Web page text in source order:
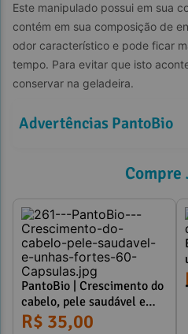
Este manipulado possui em sua
contém em sua composição de
odor característico e pode ficar
tempo. Para evitar que isto
conservar na geladeira.
Advertências PantoBio
Compre
PantoBio | Crescimento do
cabelo, pele saudável e
unhas fortes 60 Cápsulas
R$ 35,00